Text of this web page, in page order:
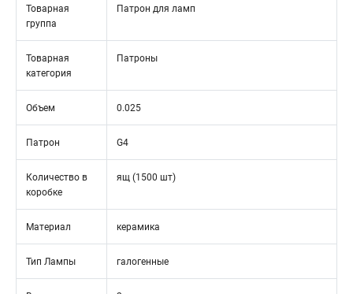
Товарная
группа
Патрон для ламп
Товарная
категория
Патроны
Объем 0.025
Патрон G4
Количество в
коробке
ящ (1500 шт)
Материал керамика
Тип Лампы галогенные